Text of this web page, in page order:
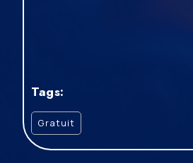
Tags:
Gratuit